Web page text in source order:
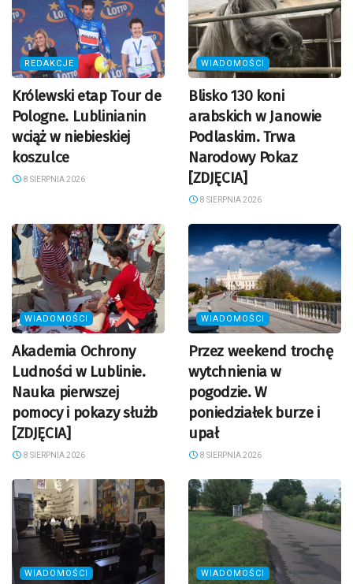
REDAKCJE
Królewski etap Tour de
Pologne. Lublinianin
wciąż w niebieskiej
koszulce
8 SIERPNIA 2026
WIADOMOŚCI
Blisko 130 koni
arabskich w Janowie
Podlaskim. Trwa
Narodowy Pokaz
[ZDJĘCIA]
8 SIERPNIA 2026
WIADOMOŚCI
Akademia Ochrony
Ludności w Lublinie.
Nauka pierwszej
pomocy i pokazy służb
[ZDJĘCIA]
8 SIERPNIA 2026
WIADOMOŚCI
Przez weekend trochę
wytchnienia w
pogodzie. W
poniedziałek burze i
upał
8 SIERPNIA 2026
WIADOMOŚCI WIADOMOŚCI